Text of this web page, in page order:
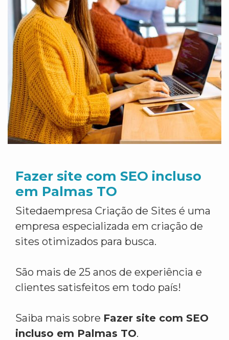
Fazer site com SEO incluso
em Palmas TO
Sitedaempresa Criação de Sites é uma
empresa especializada em criação de
sites otimizados para busca.
São mais de 25 anos de experiência e
clientes satisfeitos em todo país!
Saiba mais sobre Fazer site com SEO
incluso em Palmas TO.